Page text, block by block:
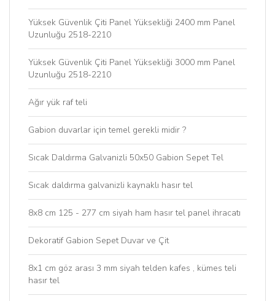
Yüksek Güvenlik Çiti Panel Yüksekliği 2400 mm Panel
Uzunluğu 2518-2210
Yüksek Güvenlik Çiti Panel Yüksekliği 3000 mm Panel
Uzunluğu 2518-2210
Ağır yük raf teli
Gabion duvarlar için temel gerekli midir ?
Sıcak Daldırma Galvanizli 50x50 Gabion Sepet Tel
Sıcak daldırma galvanizli kaynaklı hasır tel
8x8 cm 125 - 277 cm siyah ham hasır tel panel ihracatı
Dekoratif Gabion Sepet Duvar ve Çit
8x1 cm göz arası 3 mm siyah telden kafes , kümes teli
hasır tel